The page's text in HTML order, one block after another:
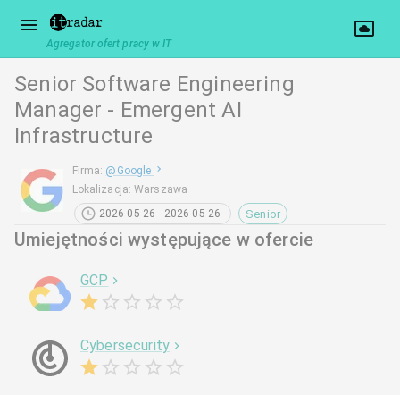
Agregator ofert pracy w IT
Senior Software Engineering
Manager - Emergent AI
Infrastructure
Firma: @ Google
Lokalizacja:Warszawa
2026-05-26 - 2026-05-26
Senior
Umiejętności występujące w ofercie
GCP
Cybersecurity